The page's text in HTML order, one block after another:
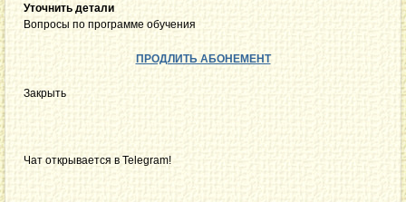
Уточнить детали
Вопросы по программе обучения
ПРОДЛИТЬ АБОНЕМЕНТ
Закрыть
Чат открывается в Telegram!